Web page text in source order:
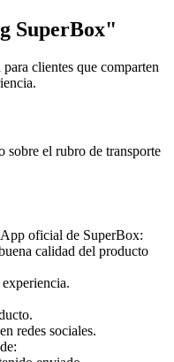
SuperBox"
clientes que comparten
sobre el rubro de transporte
oficial de SuperBox:
calidad del producto
redes sociales.